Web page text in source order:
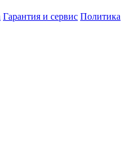
Гарантия и сервис Политика